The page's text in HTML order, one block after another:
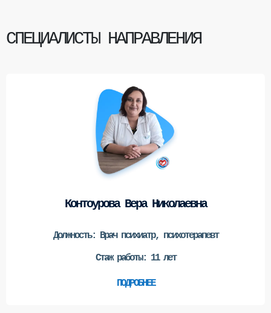
СПЕЦИАЛИСТЫ НАПРАВЛЕНИЯ
Контоурова Вера Николаевна
Должность: Врач психиатр, психотерапевт
Стаж работы: 11 лет
ПОДРОБНЕЕ